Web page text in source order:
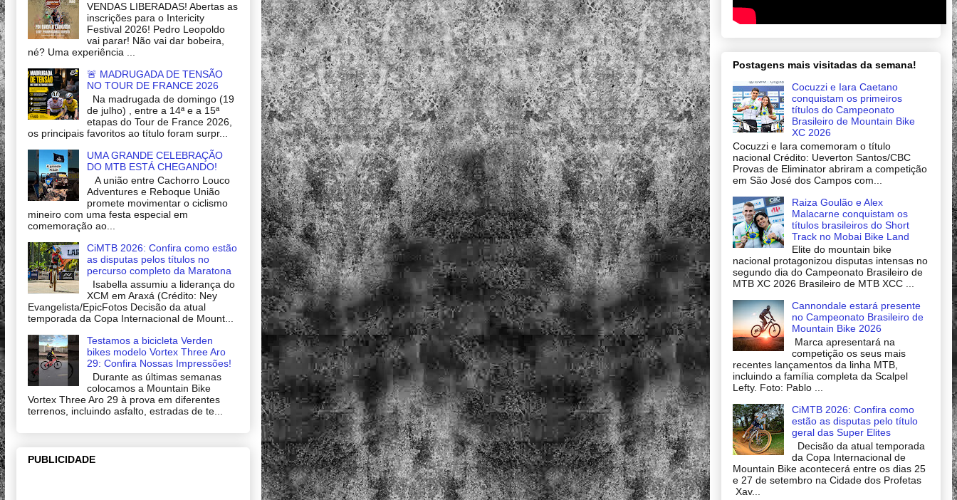
VENDAS LIBERADAS! Abertas as
inscrições para o Intericity
Festival 2026! Pedro Leopoldo
vai parar! Não vai dar bobeira,
né? Uma experiência ...
🚨 MADRUGADA DE TENSÃO
NO TOUR DE FRANCE 2026
Na madrugada de domingo (19
de julho) , entre a 14ª e a 15ª
etapas do Tour de France 2026,
os principais favoritos ao título foram surpr...
UMA GRANDE CELEBRAÇÃO
DO MTB ESTÁ CHEGANDO!
A união entre Cachorro Louco
Adventures e Reboque União
promete movimentar o ciclismo
mineiro com uma festa especial em
comemoração ao...
CiMTB 2026: Confira como estão
as disputas pelos títulos no
percurso completo da Maratona
Isabella assumiu a liderança do
XCM em Araxá (Crédito: Ney
Evangelista/EpicFotos Decisão da atual
temporada da Copa Internacional de Mount...
Testamos a bicicleta Verden
bikes modelo Vortex Three Aro
29: Confira Nossas Impressões!
Durante as últimas semanas
colocamos a Mountain Bike
Vortex Three Aro 29 à prova em diferentes
terrenos, incluindo asfalto, estradas de te...
PUBLICIDADE
Postagens mais visitadas da semana!
Cocuzzi e Iara Caetano
conquistam os primeiros
títulos do Campeonato
Brasileiro de Mountain Bike
XC 2026
Cocuzzi e Iara comemoram o título
nacional Crédito: Ueverton Santos/CBC
Provas de Eliminator abriram a competição
em São José dos Campos com...
Raiza Goulão e Alex
Malacarne conquistam os
títulos brasileiros do Short
Track no Mobai Bike Land
Elite do mountain bike
nacional protagonizou disputas intensas no
segundo dia do Campeonato Brasileiro de
MTB XC 2026 Brasileiro de MTB XCC ...
Cannondale estará presente
no Campeonato Brasileiro de
Mountain Bike 2026
Marca apresentará na
competição os seus mais
recentes lançamentos da linha MTB,
incluindo a família completa da Scalpel
Lefty. Foto: Pablo ...
CiMTB 2026: Confira como
estão as disputas pelo título
geral das Super Elites
Decisão da atual temporada
da Copa Internacional de
Mountain Bike acontecerá entre os dias 25
e 27 de setembro na Cidade dos Profetas
Xav...